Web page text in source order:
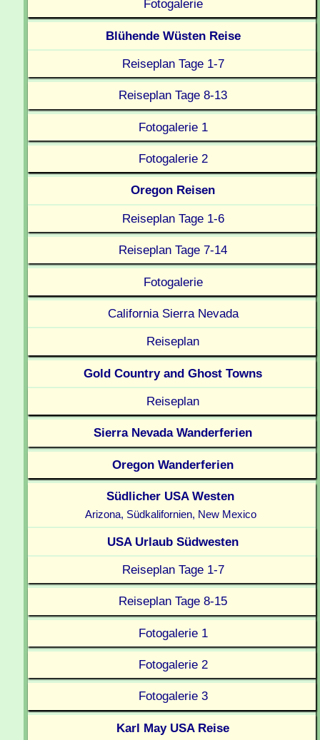
Fotogalerie
Blühende Wüsten Reise
Reiseplan Tage 1-7
Reiseplan Tage 8-13
Fotogalerie 1
Fotogalerie 2
Oregon Reisen
Reiseplan Tage 1-6
Reiseplan Tage 7-14
Fotogalerie
California Sierra Nevada
Reiseplan
Gold Country and Ghost Towns
Reiseplan
Sierra Nevada Wanderferien
Oregon Wanderferien
Südlicher USA Westen
Arizona, Südkalifornien, New Mexico
USA Urlaub Südwesten
Reiseplan Tage 1-7
Reiseplan Tage 8-15
Fotogalerie 1
Fotogalerie 2
Fotogalerie 3
Karl May USA Reise